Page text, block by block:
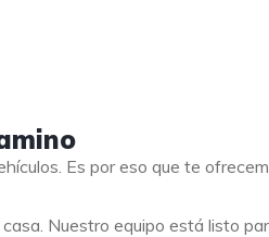
Es por eso que te
Nuestro equipo está listo